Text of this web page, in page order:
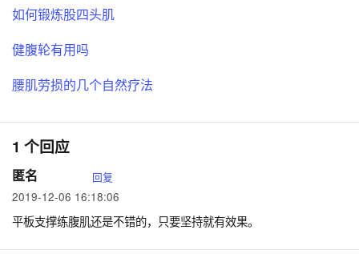
如何锻炼股四头肌
健腹轮有用吗
腰肌劳损的几个自然疗法
1 个回应
匿名 回复
2019-12-06 16:18:06
平板支撑练腹肌还是不错的，只要坚持就有效果。